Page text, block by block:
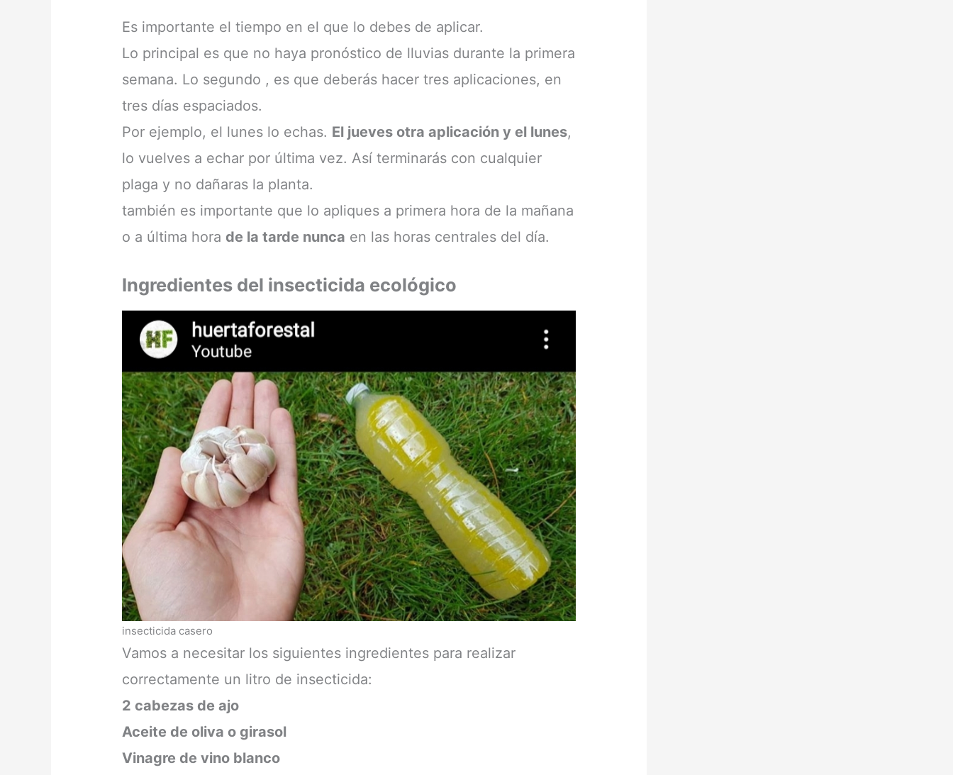
Es importante el tiempo en el que lo debes de aplicar.
Lo principal es que no haya pronóstico de lluvias durante la primera
semana. Lo segundo , es que deberás hacer tres aplicaciones, en
tres días espaciados.
Por ejemplo, el lunes lo echas. El jueves otra aplicación y el lunes,
lo vuelves a echar por última vez. Así terminarás con cualquier
plaga y no dañaras la planta.
también es importante que lo apliques a primera hora de la mañana
o a última hora de la tarde nunca en las horas centrales del día.
Ingredientes del insecticida ecológico
insecticida casero
Vamos a necesitar los siguientes ingredientes para realizar
correctamente un litro de insecticida:
2 cabezas de ajo
Aceite de oliva o girasol
Vinagre de vino blanco